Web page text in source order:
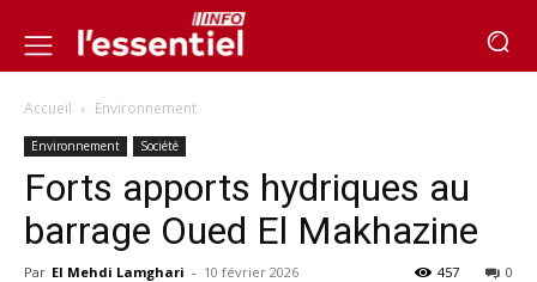
Accueil Environnement
Environnement Société
Forts apports hydriques au
barrage Oued El Makhazine
Par El Mehdi Lamghari - 10 février 2026 0
457